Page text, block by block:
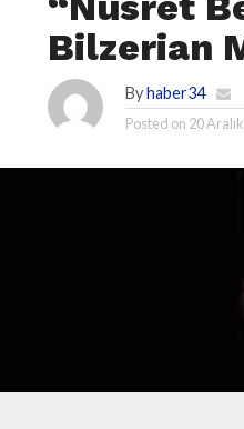
Bilzerian
Byhaber34
Posted on 20